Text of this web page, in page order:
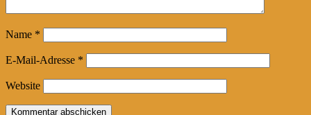
Name *
E-Mail-Adresse *
Website